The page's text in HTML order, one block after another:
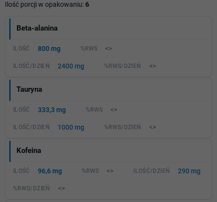
Ilość porcji w opakowaniu:6
Beta-alanina
800 mg <>
2400 mg <>
Tauryna
333,3 mg <>
1000 mg <>
Kofeina
96,6 mg <> 290 mg
<>